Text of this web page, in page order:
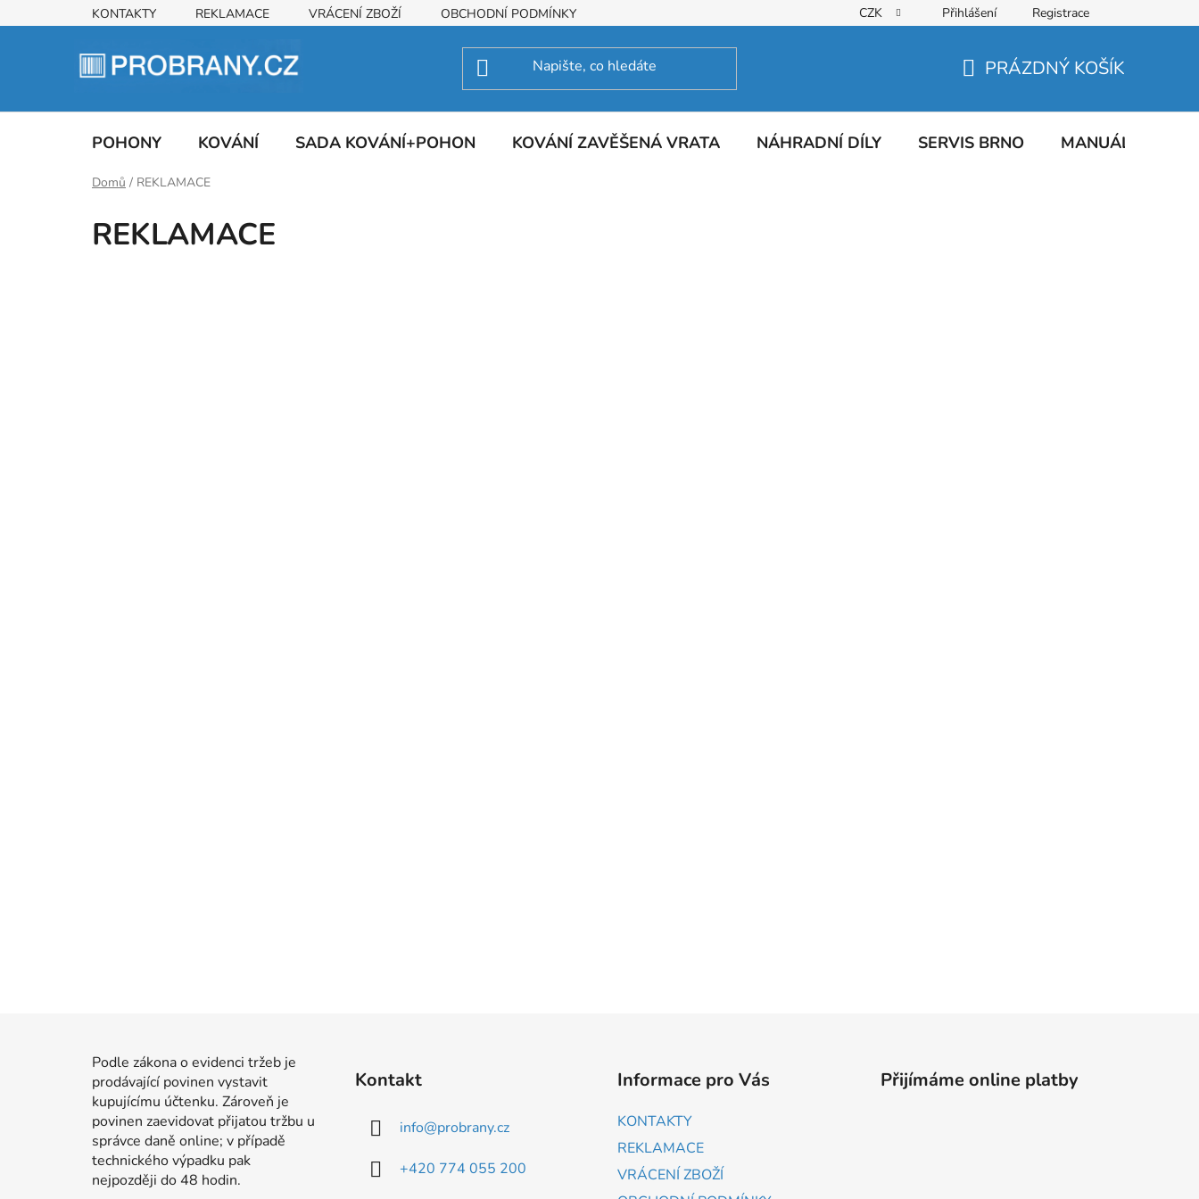
na
KONTAKTY REKLAMACE VRÁCENÍ ZBOŽÍ OBCHODNÍ PODMÍNKY CZK Přihlášení Registrace
KOŠÍK
PRÁZDNÝ KOŠÍK
POHONY KOVÁNÍ SADA KOVÁNÍ+POHON KOVÁNÍ ZAVĚŠENÁ VRATA NÁHRADNÍ DÍLY SERVIS BRNO MANUÁLY
Domů / REKLAMACE
REKLAMACE
Podle zákona o evidenci tržeb je
prodávající povinen vystavit
kupujícímu účtenku. Zároveň je
povinen zaevidovat přijatou tržbu u
správce daně online; v případě
technického výpadku pak
nejpozději do 48 hodin.
Kontakt
info@probrany.cz
+420 774 055 200
Informace pro Vás
KONTAKTY
REKLAMACE
VRÁCENÍ ZBOŽÍ
Přijímáme online platby